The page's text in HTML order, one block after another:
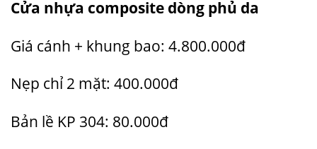
Cửa nhựa composite dòng phủ da
Giá cánh + khung bao: 4.800.000đ
Nẹp chỉ 2 mặt: 400.000đ
Bản lề KP 304: 80.000đ